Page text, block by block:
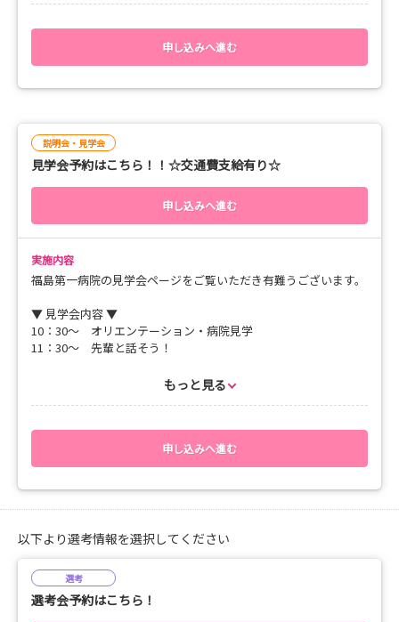
皆様のご応募お待ちしております。
申し込みへ進む
説明会・見学会
見学会予約はこちら！！☆交通費支給有り☆
申し込みへ進む
実施内容
福島第一病院の見学会ページをご覧いただき有難うございます。
▼ 見学会内容 ▼
10：30～ オリエンテーション・病院見学
11：30～ 先輩と話そう！
もっと見る
申し込みへ進む
以下より選考情報を選択してください
選考
選考会予約はこちら！